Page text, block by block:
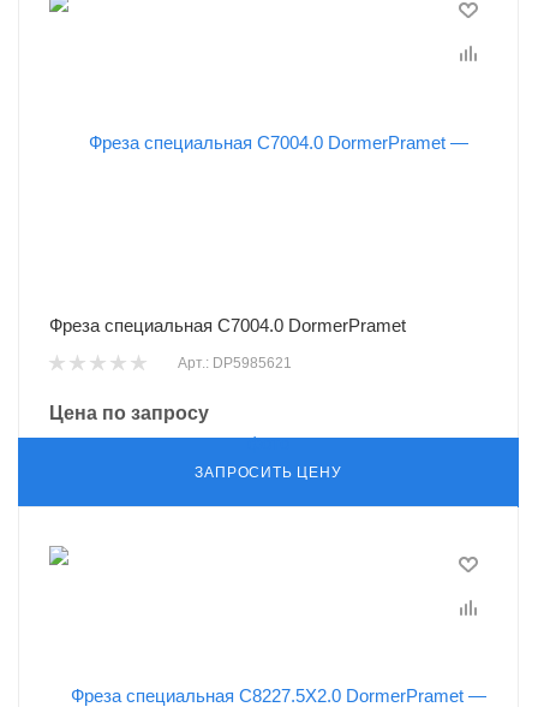
Фреза специальная C7004.0 DormerPramet
Арт.: DP5985621
Цена по запросу
ЗАПРОСИТЬ ЦЕНУ